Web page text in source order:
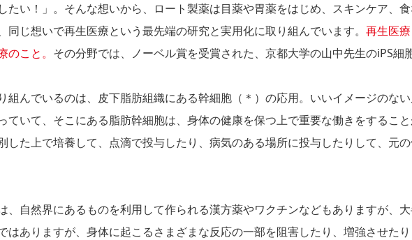
たい！」。そんな想いから、ロート製薬は目薬や胃薬をはじめ、スキンケア、
同じ想いで再生医療という最先端の研究と実用化に取り組んでいます。 再生医
のこと。 その分野では、ノーベル賞を受賞された、京都大学の山中先生のiPS細
組んでいるのは、皮下脂肪組織にある幹細胞（＊）の応用。いいイメージのな
ていて、そこにある脂肪幹細胞は、身体の健康を保つ上で重要な働きをするこ
した上で培養して、点滴で投与したり、病気のある場所に投与したりして、元
、自然界にあるものを利用して作られる漢方薬やワクチンなどもありますが、
はありますが、身体に起こるさまざまな反応の一部を阻害したり、増強させた